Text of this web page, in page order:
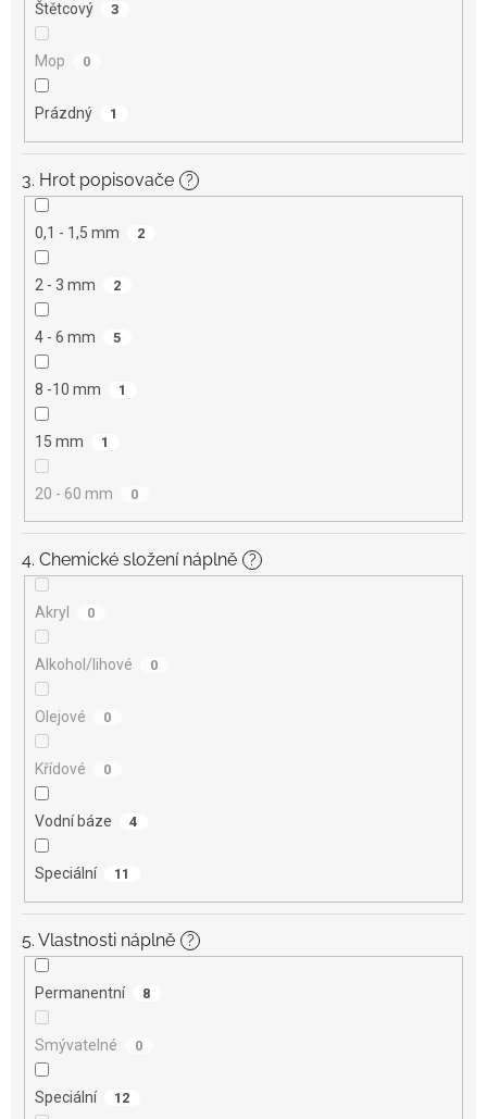
Štětcový 3
Mop 0
Prázdný 1
3. Hrot popisovače ?
0,1 - 1,5 mm 2
2 - 3 mm 2
4 - 6 mm 5
8 -10 mm 1
15 mm 1
20 - 60 mm 0
4. Chemické složení náplně ?
Akryl 0
Alkohol/lihové 0
Olejové 0
Křídové 0
Vodní báze 4
Speciální 11
5. Vlastnosti náplně ?
Permanentní 8
Smývatelné 0
Speciální 12